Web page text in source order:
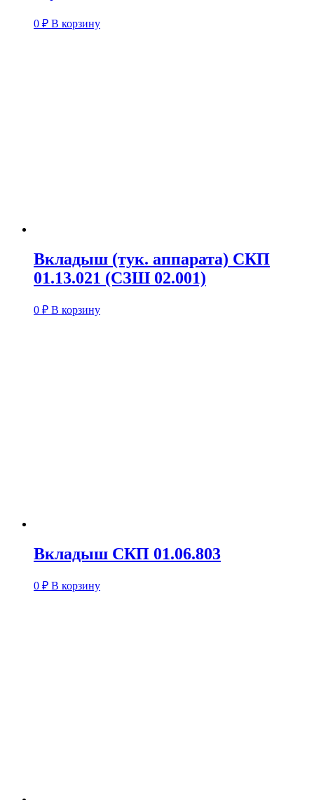
0 ₽ В корзину
Вкладыш (тук. аппарата) СКП
01.13.021 (СЗШ 02.001)
0 ₽ В корзину
Вкладыш СКП 01.06.803
0 ₽ В корзину